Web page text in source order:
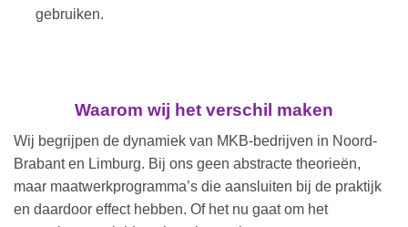
gebruiken.
Waarom wij het verschil maken
Wij begrijpen de dynamiek van MKB-bedrijven in Noord-
Brabant en Limburg. Bij ons geen abstracte theorieën,
maar maatwerkprogramma’s die aansluiten bij de praktijk
en daardoor effect hebben. Of het nu gaat om het